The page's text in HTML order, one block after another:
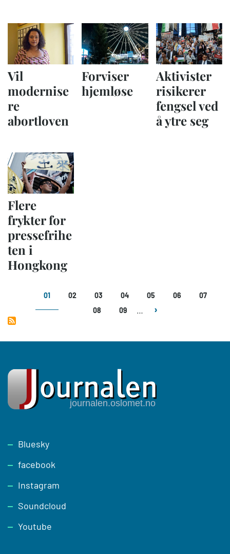
Vil
modernise
re
abortloven
Forviser
hjemløse
Aktivister
risikerer
fengsel ved
å ytre seg
Flere
frykter for
pressefrihe
ten i
Hongkong
01 02 03 04 05 06
07
08
09
Footer
Bluesky
facebook
Instagram
Soundcloud
Youtube